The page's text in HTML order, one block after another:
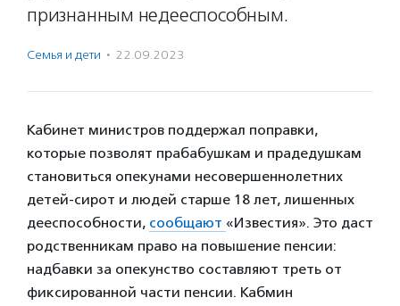
признанным недееспособным.
Семья и дети · 22.09.2023
Кабинет министров поддержал поправки,
которые позволят прабабушкам и прадедушкам
становиться опекунами несовершеннолетних
детей-сирот и людей старше 18 лет, лишенных
дееспособности, сообщают «Известия». Это даст
родственникам право на повышение пенсии:
надбавки за опекунство составляют треть от
фиксированной части пенсии. Кабмин